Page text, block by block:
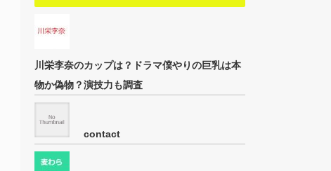
川栄李奈のカップは？ドラマ僕やりの巨乳は本
物か偽物？演技力も調査
contact